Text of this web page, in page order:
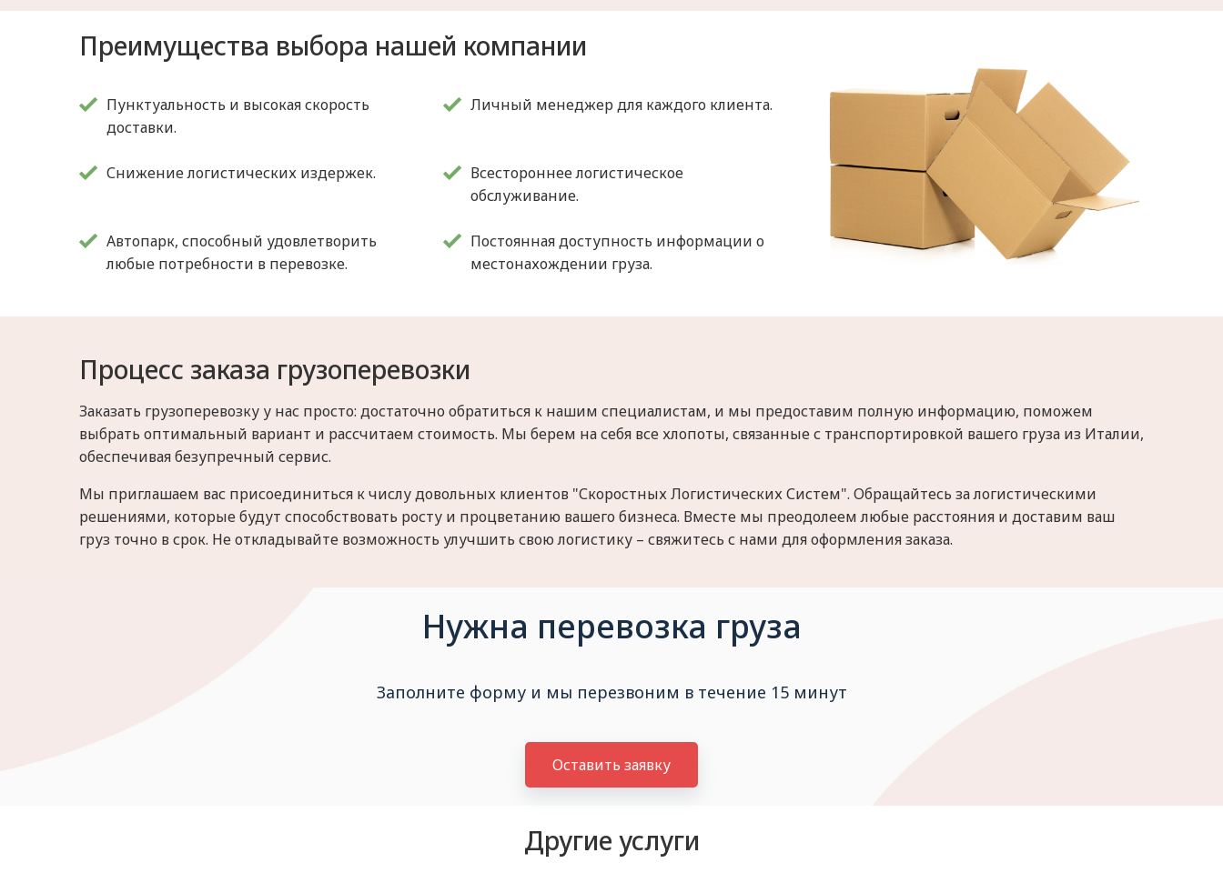
Преимущества выбора нашей компании
Пунктуальность и высокая скорость
доставки.
Личный менеджер для каждого клиента.
Снижение логистических издержек.
Всестороннее логистическое
обслуживание.
Автопарк, способный удовлетворить
любые потребности в перевозке.
Постоянная доступность информации о
местонахождении груза.
Процесс заказа грузоперевозки
Заказать грузоперевозку у нас просто: достаточно обратиться к нашим специалистам, и мы предоставим полную информацию, поможем
выбрать оптимальный вариант и рассчитаем стоимость. Мы берем на себя все хлопоты, связанные с транспортировкой вашего груза из Италии,
обеспечивая безупречный сервис.
Мы приглашаем вас присоединиться к числу довольных клиентов "Скоростных Логистических Систем". Обращайтесь за логистическими
решениями, которые будут способствовать росту и процветанию вашего бизнеса. Вместе мы преодолеем любые расстояния и доставим ваш
груз точно в срок. Не откладывайте возможность улучшить свою логистику – свяжитесь с нами для оформления заказа.
Нужна перевозка груза
Заполните форму и мы перезвоним в течение 15 минут
Оставить заявку
Другие услуги